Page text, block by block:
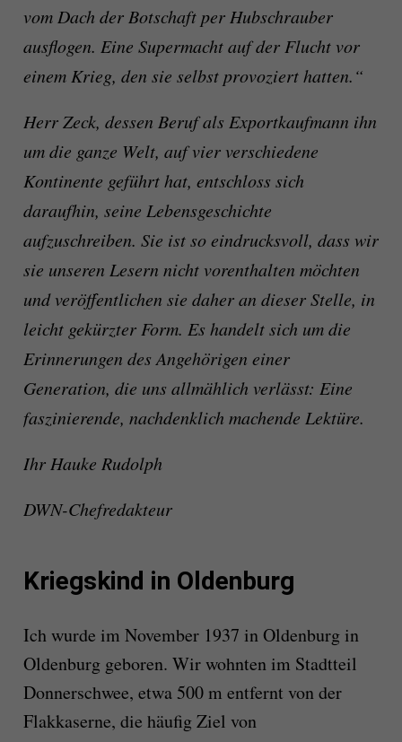
vom Dach der Botschaft per Hubschrauber
ausflogen. Eine Supermacht auf der Flucht vor
einem Krieg, den sie selbst provoziert hatten.“
Herr Zeck, dessen Beruf als Exportkaufmann ihn
um die ganze Welt, auf vier verschiedene
Kontinente geführt hat, entschloss sich
daraufhin, seine Lebensgeschichte
aufzuschreiben. Sie ist so eindrucksvoll, dass wir
sie unseren Lesern nicht vorenthalten möchten
und veröffentlichen sie daher an dieser Stelle, in
leicht gekürzter Form. Es handelt sich um die
Erinnerungen des Angehörigen einer
Generation, die uns allmählich verlässt: Eine
faszinierende, nachdenklich machende Lektüre.
Ihr Hauke Rudolph
DWN-Chefredakteur
Kriegskind in Oldenburg
Ich wurde im November 1937 in Oldenburg in
Oldenburg geboren. Wir wohnten im Stadtteil
Donnerschwee, etwa 500 m entfernt von der
Flakkaserne, die häufig Ziel von